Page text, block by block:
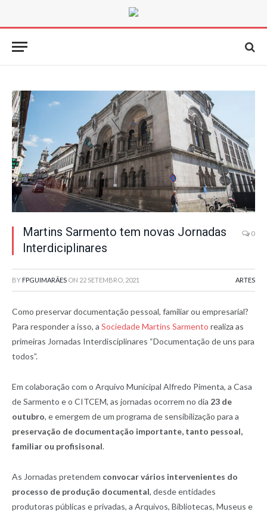
Martins Sarmento tem novas Jornadas
Interdiciplinares
0
BY FPGUIMARÃES ON 22 SETEMBRO, 2021 ARTES
Como preservar documentação pessoal, familiar ou empresarial?
Para responder a isso, a Sociedade Martins Sarmento realiza as
primeiras Jornadas Interdisciplinares “Documentação de uns para
todos”.
Em colaboração com o Arquivo Municipal Alfredo Pimenta, a Casa
de Sarmento e o CITCEM, as jornadas ocorrem no dia 23 de
outubro, e emergem de um programa de sensibilização para a
preservação de documentação importante, tanto pessoal,
familiar ou profisisonal.
As Jornadas pretendem convocar vários intervenientes do
processo de produção documental, desde entidades
produtoras públicas e privadas, a Arquivos, Bibliotecas, Museus e